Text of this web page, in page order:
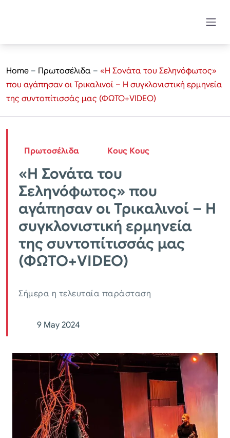
Home – Πρωτοσέλιδα – «Η Σονάτα του Σεληνόφωτος»
που αγάπησαν οι Τρικαλινοί – Η συγκλονιστική ερμηνεία
της συντοπίτισσάς μας (ΦΩΤΟ+VIDEO)
Πρωτοσέλιδα Κους Κους
«Η Σονάτα του
Σεληνόφωτος» που
αγάπησαν οι Τρικαλινοί – Η
συγκλονιστική ερμηνεία
της συντοπίτισσάς μας
(ΦΩΤΟ+VIDEO)
Σήμερα η τελευταία παράσταση
9 May 2024